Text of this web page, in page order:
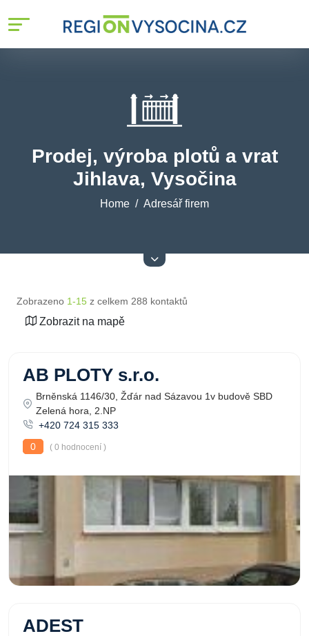
Prodej, výroba plotů a vrat
Jihlava, Vysočina
Home Adresář firem
Zobrazeno 1-15 z celkem 288 kontaktů
Zobrazit na mapě
AB PLOTY s.r.o.
Brněnská 1146/30, Žďár nad Sázavou 1v budově SBD
Zelená hora, 2.NP
+420 724 315 333
0
( 0 hodnocení )
ADEST